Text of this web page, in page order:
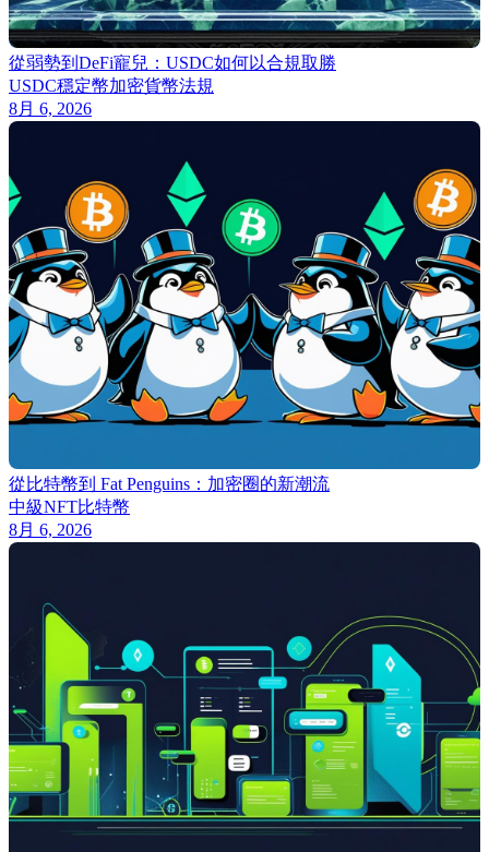
從弱勢到DeFi寵兒：USDC如何以合規取勝
USDC穩定幣加密貨幣法規
8月 6, 2026
從比特幣到 Fat Penguins：加密圈的新潮流
中級NFT比特幣
8月 6, 2026